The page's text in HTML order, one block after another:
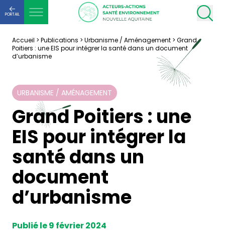
PORTAIL
Accueil > Publications > Urbanisme / Aménagement > Grand
Poitiers : une EIS pour intégrer la santé dans un document
d’urbanisme
URBANISME / AMÉNAGEMENT
Grand Poitiers : une
EIS pour intégrer la
santé dans un
document
d’urbanisme
Publié le 9 février 2024